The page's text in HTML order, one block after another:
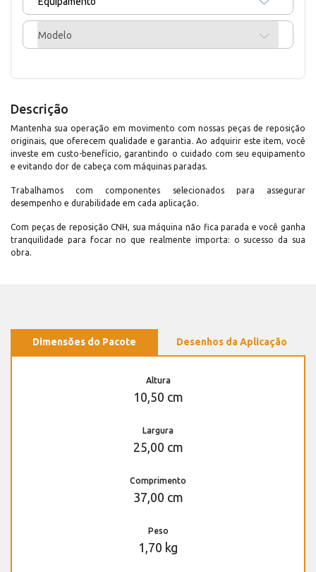
Modelo
Descrição
Mantenha sua operação em movimento com nossas peças de reposição
originais, que oferecem qualidade e garantia. Ao adquirir este item, você
investe em custo-benefício, garantindo o cuidado com seu equipamento
e evitando dor de cabeça com máquinas paradas.
Trabalhamos com componentes selecionados para assegurar
desempenho e durabilidade em cada aplicação.
Com peças de reposição CNH, sua máquina não fica parada e você ganha
tranquilidade para focar no que realmente importa: o sucesso da sua
obra.
Dimensões do Pacote Desenhos da Aplicação
Altura
10,50 cm
Largura
25,00 cm
Comprimento
37,00 cm
Peso
1,70 kg